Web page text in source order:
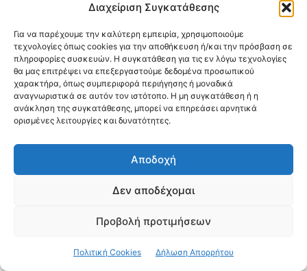
Διαχείριση Συγκατάθεσης
Για να παρέχουμε την καλύτερη εμπειρία, χρησιμοποιούμε
τεχνολογίες όπως cookies για την αποθήκευση ή/και την πρόσβαση σε
πληροφορίες συσκευών. Η συγκατάθεση για τις εν λόγω τεχνολογίες
θα μας επιτρέψει να επεξεργαστούμε δεδομένα προσωπικού
χαρακτήρα, όπως συμπεριφορά περιήγησης ή μοναδικά
αναγνωριστικά σε αυτόν τον ιστότοπο. Η μη συγκατάθεση ή η
ανάκληση της συγκατάθεσης, μπορεί να επηρεάσει αρνητικά
ορισμένες λειτουργίες και δυνατότητες.
Αποδοχή
Δεν αποδέχομαι
Προβολή προτιμήσεων
Πολιτική Cookies Δήλωση Απορρήτου
Εγκαινιάστηκαν οι νέες παιδικές
κατασκηνώσεις της Ιεράς Μητροπόλεως
Νέας Ιωνίας στον Ωρωπό